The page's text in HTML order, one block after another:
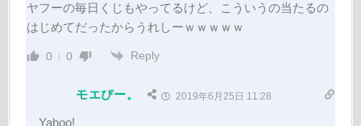
ヤフーの毎日くじもやってるけど、こういうの当たるの
はじめてだったからうれしーｗｗｗｗｗ
0 0 Reply
モエぴー。 2019年6月25日 11:28
Yahoo!